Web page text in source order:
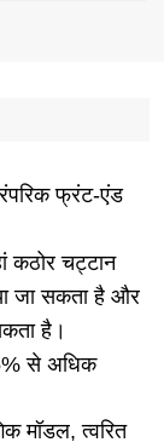
फ्रंट-एंड
कठोर चट्टान
जा सकता है और
है।
से अधिक
मॉडल, त्वरित